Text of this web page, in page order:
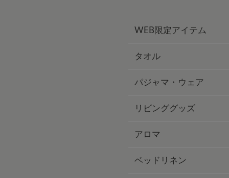
WEB限定アイテム
タオル
パジャマ・ウェア
リビンググッズ
アロマ
ベッドリネン